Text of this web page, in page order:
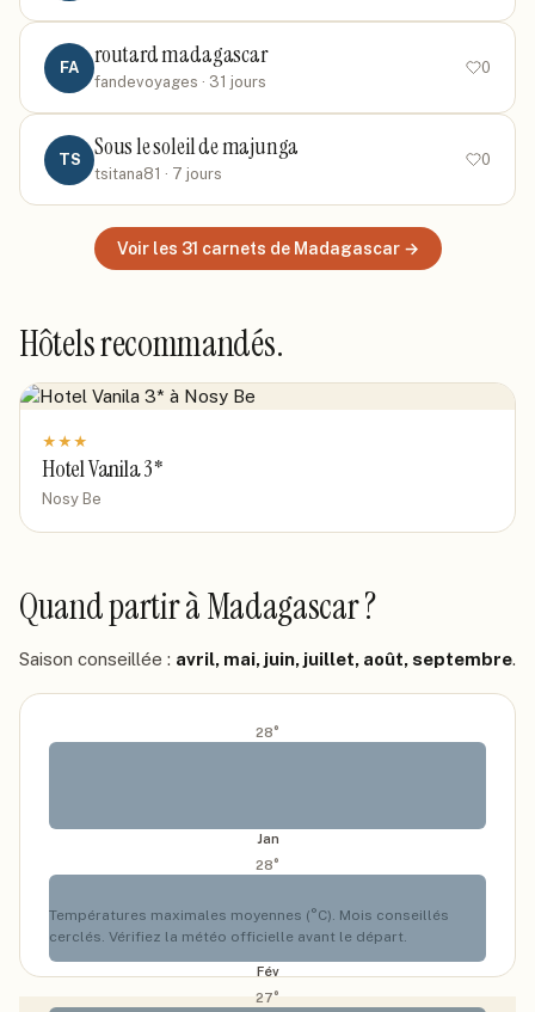
FA routard madagascar
fandevoyages · 31 jours
0
TS Sous le soleil de majunga
tsitana81 · 7 jours
0
Voir les 31 carnets de Madagascar→
Hôtels recommandés.
★ ★ ★
Hotel Vanila 3*
Nosy Be
Quand partirà Madagascar?
Saison conseillée : avril, mai, juin, juillet, août, septembre.
28°
Jan
28°
Fév
27°
Températures maximales moyennes (°C). Mois conseillés
cerclés. Vérifiez la météo officielle avant le départ.